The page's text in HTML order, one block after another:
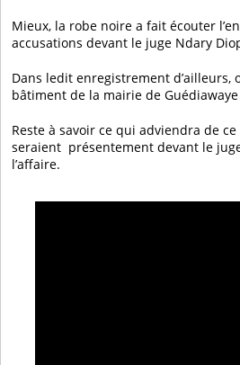
Mieux, la robe noire a fait écouter
accusations devant le juge Ndary
Dans ledit enregistrement
bâtiment de la mairie de
Reste à savoir ce qui adviendra de
seraient présentement devant le
l’affaire.